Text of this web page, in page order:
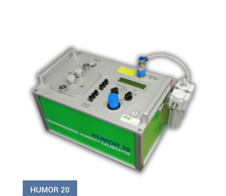
HUMOR 20